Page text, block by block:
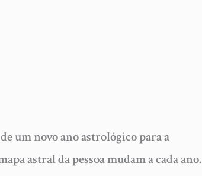
um novo ano astrológico para a
astral da pessoa mudam a cada ano.